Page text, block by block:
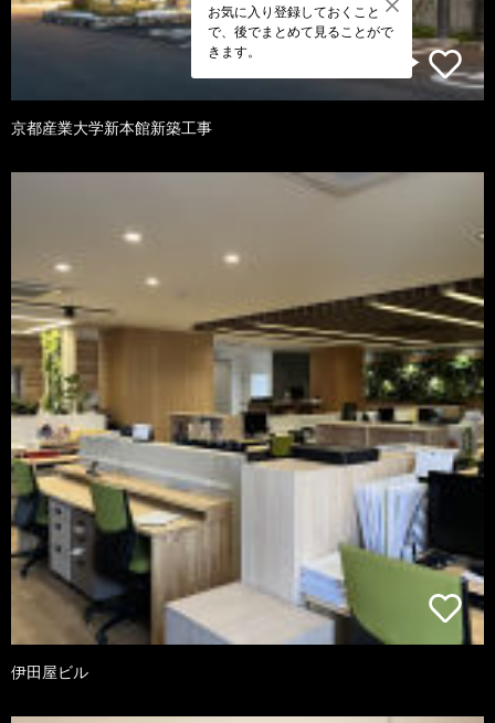
お気に入り登録しておくこと
で、後でまとめて見ることがで
きます。
京都産業大学新本館新築工事
伊田屋ビル